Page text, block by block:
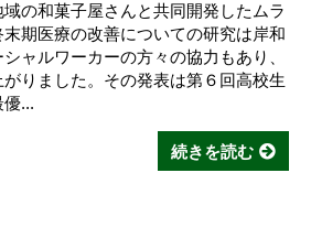
の和菓子屋さんと共同開発したムラ
期医療の改善についての研究は岸和
ャルワーカーの方々の協力もあり、
りました。その発表は第６回高校生
...
続きを読む